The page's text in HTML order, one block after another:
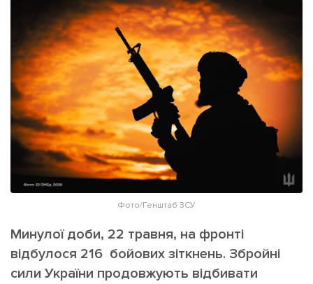
ІНШЕ
Інтерв'ю
Картки
Репортаж
Розслідування
Погляди
Ініціативи
Лонгріди
Прес-релізи
Фото/Відео
Made in Lviv
[email protected] Реклама на сайті
Політика конфіденційності
Фото/Генштаб ЗСУ
Минулої доби, 22 травня, на фронті
відбулося 216 бойових зіткнень. Збройні
сили України продовжують відбивати